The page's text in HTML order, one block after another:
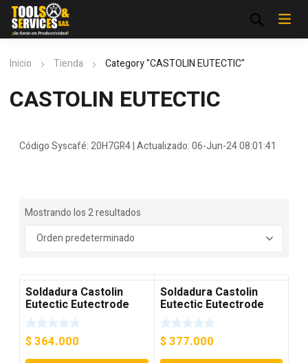
Inicio Tienda Category "CASTOLIN EUTECTIC"
CASTOLIN EUTECTIC
Código Syscafé: 20H7GR4 | Actualizado: 06-Jun-24 08:01:41
Mostrando los 2 resultados
Soldadura Castolin
Eutectic Eutectrode
680 1/8
$364.000
Soldadura Castolin
Eutectic Eutectrode
680 3/32
$377.000